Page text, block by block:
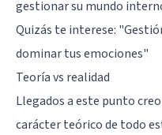
gestionar su mundo
Quizás te interese:
dominar tus emociones"
Teoría vs realidad
Llegados a este punto
carácter teórico de todo